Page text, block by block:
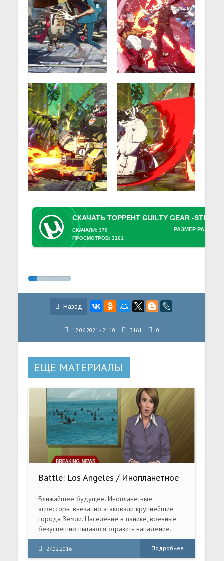
РАЗМЕР
СКАЧАЛИ: 370
ПРОСМОТРОВ: 3161
Назад
12.06.2021 - 21:10 3161 0
ЕЩЕ МАТЕРИАЛЫ
Battle: Los Angeles / Инопланетное
(2011) РС |RePack от Fenixx
Ближайшее будущее. Инопланетные
агрессоры внезапно атаковали крупнейшие
города Земли. Население в панике, военные
безуспешно пытаются отразить нападение.
27.02.2016 Подробнее